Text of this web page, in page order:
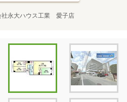
社永大ハウス工業 愛子店